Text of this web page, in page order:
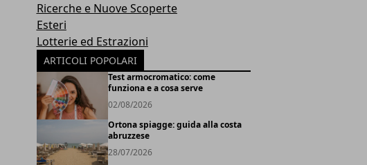
Ricerche e Nuove Scoperte
Esteri
Lotterie ed Estrazioni
ARTICOLI POPOLARI
Test armocromatico: come
funziona e a cosa serve
02/08/2026
Ortona spiagge: guida alla costa
abruzzese
28/07/2026